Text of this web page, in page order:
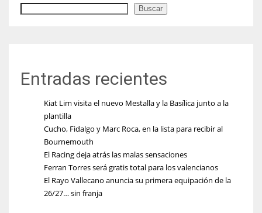
Buscar
Entradas recientes
Kiat Lim visita el nuevo Mestalla y la Basílica junto a la
plantilla
Cucho, Fidalgo y Marc Roca, en la lista para recibir al
Bournemouth
El Racing deja atrás las malas sensaciones
Ferran Torres será gratis total para los valencianos
El Rayo Vallecano anuncia su primera equipación de la
26/27… sin franja